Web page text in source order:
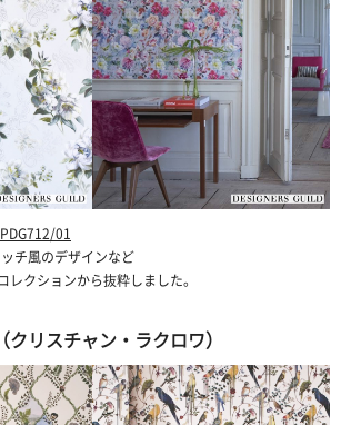
PDG712/01
チ風のデザインなど
レクションから抜粋しました。
リスチャン・ラクロワ）